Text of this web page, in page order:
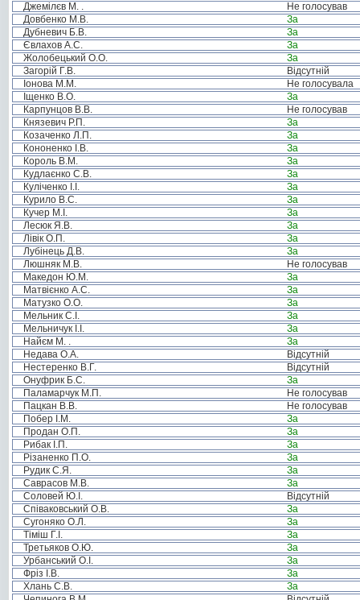
Джемілєв М. .
Не голосував
Довбенко М.В.
За
Дубневич Б.В.
За
Євлахов А.С.
За
Жолобецький О.О.
За
Загорій Г.В.
Відсутній
Іонова М.М.
Не голосувала
Іщенко В.О.
За
Карпунцов В.В.
Не голосував
Князевич Р.П.
За
Козаченко Л.П.
За
Кононенко І.В.
За
Король В.М.
За
Кудлаєнко С.В.
За
Куліченко І.І.
За
Курило В.С.
За
Кучер М.І.
За
Лесюк Я.В.
За
Лівік О.П.
За
Лубінець Д.В.
За
Люшняк М.В.
Не голосував
Македон Ю.М.
За
Матвієнко А.С.
За
Матузко О.О.
За
Мельник С.І.
За
Мельничук І.І.
За
Найєм М. .
За
Недава О.А.
Відсутній
Нестеренко В.Г.
Відсутній
Онуфрик Б.С.
За
Паламарчук М.П.
Не голосував
Пацкан В.В.
Не голосував
Побер І.М.
За
Продан О.П.
За
Рибак І.П.
За
Різаненко П.О.
За
Рудик С.Я.
За
Саврасов М.В.
За
Соловей Ю.І.
Відсутній
Співаковський О.В.
За
Сугоняко О.Л.
За
Тіміш Г.І.
За
Третьяков О.Ю.
За
Урбанський О.І.
За
Фріз І.В.
За
Хлань С.В.
За